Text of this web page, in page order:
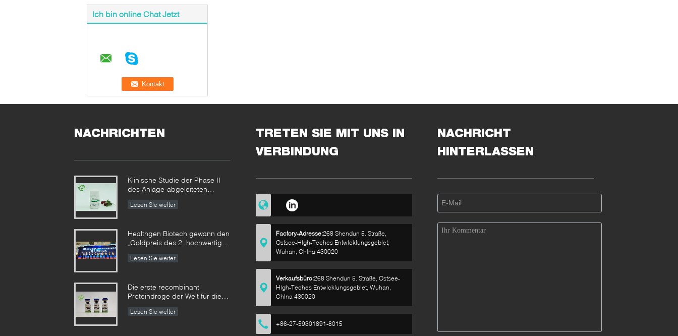
Ich bin online Chat Jetzt
NACHRICHTEN
Klinische Studie der Phase II
des Anlage-abgeleiteten
Serumalbumins erzielte
Lesen Sie weiter
Healthgen Biotech gewann den
„Goldpreis des 2. hochwertigen
Provinz“
Lesen Sie weiter
Die erste recombinant
Proteindroge der Welt für die
ist durch die US FDA für
Lesen Sie weiter
TRETEN SIE MIT UNS IN
VERBINDUNG
Factory-Adresse:268 Shendun 5. Straße,
Ostsee-High-Teches Entwicklungsgebiet,
Wuhan, China 430020
Verkaufsbüro:268 Shendun 5. Straße, Ostsee-
High-Teches Entwicklungsgebiet, Wuhan,
China 430020
+86-27-59301891-8015
NACHRICHT
HINTERLASSEN